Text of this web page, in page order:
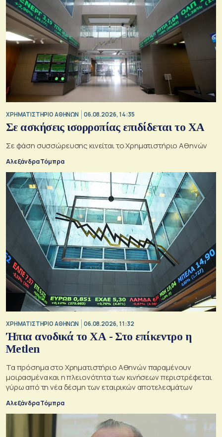
XΡΗΜΑΤΙΣΤΗΡΙΟ ΑΘΗΝΩΝ 06.08.2026, 14:35
Σε ασκήσεις ισορροπίας επιδίδεται το ΧΑ
Σε φάση συσσώρευσης κινείται το Χρηματιστήριο Αθηνών
Αλεξάνδρα Τόμπρα
XΡΗΜΑΤΙΣΤΗΡΙΟ ΑΘΗΝΩΝ 06.08.2026, 11:32
Ήπια ανοδικά το ΧΑ - Στο επίκεντρο η
Metlen
Τα πρόσημα στο Χρηματιστήριο Αθηνών παραμένουν
μοιρασμένα και η πλειονότητα των κινήσεων περιστρέφεται
γύρω από τη νέα δέσμη των εταιρικών αποτελεσμάτων
Αλεξάνδρα Τόμπρα